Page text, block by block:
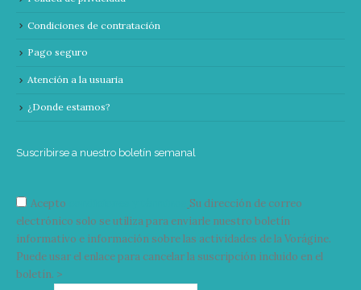
Condiciones de contratación
Pago seguro
Atención a la usuaria
¿Donde estamos?
Suscribirse a nuestro boletín semanal
Acepto
Su dirección de correo
electrónico solo se utiliza para enviarle nuestro boletín
informativo e información sobre las actividades de la Vorágine.
Puede usar el enlace para cancelar la suscripción incluido en el
boletín. >